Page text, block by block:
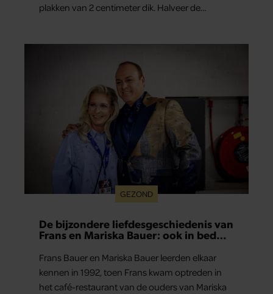
plakken van 2 centimeter dik. Halveer de
GEZOND
De bijzondere liefdesgeschiedenis van
Frans en Mariska Bauer: ook in bed
Frans Bauer en Mariska Bauer leerden elkaar
kennen in 1992, toen Frans kwam optreden in
het café-restaurant van de ouders van Mariska